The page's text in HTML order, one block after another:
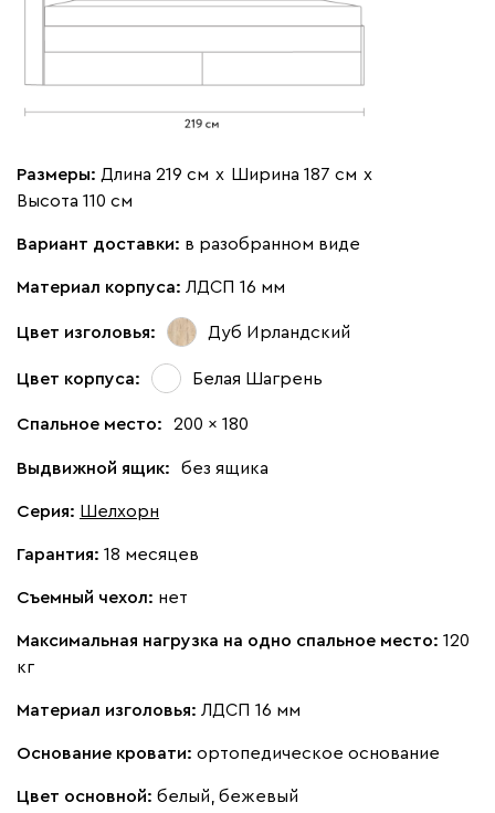
Размеры: Длина 219 см х Ширина 187 см х
Высота 110 см
Вариант доставки: в разобранном виде
Материал корпуса: ЛДСП 16 мм
Цвет изголовья: Дуб Ирландский
Цвет корпуса: Белая Шагрень
Спальное место: 200 x 180
Выдвижной ящик: без ящика
Серия: Шелхорн
Гарантия: 18 месяцев
Съемный чехол: нет
Максимальная нагрузка на одно спальное место: 120
кг
Материал изголовья: ЛДСП 16 мм
Основание кровати: ортопедическое основание
Цвет основной: белый, бежевый